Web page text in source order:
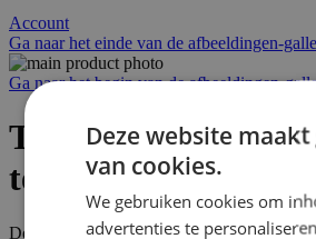
Account
Ga naar het einde van de afbeeldingen-
Ga naar het begin van de afbeeldingen-
Themataart met
tekstboodschap
Deze taart is beschikbaar vanaf 12
Deze website
van cookies.
We gebruiken cookies om
advertenties te